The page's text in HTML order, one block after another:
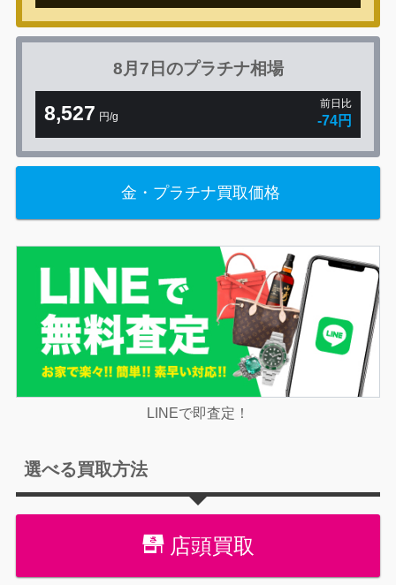
8月7日のプラチナ相場
8,527 円/g
前日比
-74円
金・プラチナ買取価格
LINEで即査定！
選べる買取方法
店頭買取